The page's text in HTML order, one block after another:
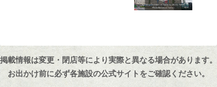
掲載情報は変更・閉店等により実際と異なる場合があります。
お出かけ前に必ず各施設の公式サイトをご確認ください。